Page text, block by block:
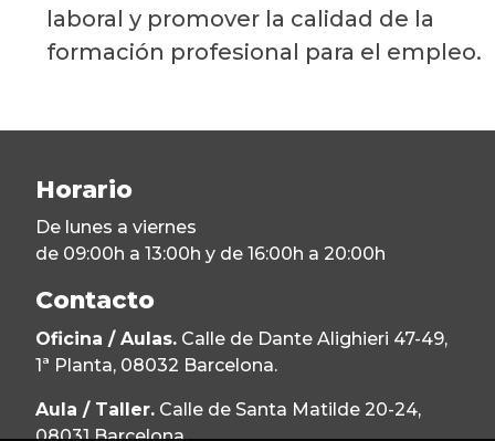
laboral y promover la calidad de la
formación profesional para el empleo.
Horario
De lunes a viernes
de 09:00h a 13:00h y de 16:00h a 20:00h
Contacto
Oficina / Aulas. Calle de Dante Alighieri 47-49,
1ª Planta, 08032 Barcelona.
Aula / Taller. Calle de Santa Matilde 20-24,
08031 Barcelona.